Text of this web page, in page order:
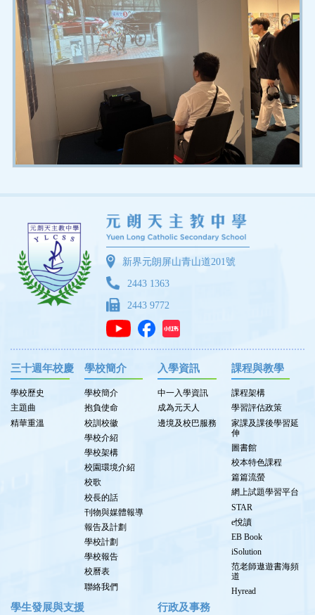
新界元朗屏山青山道201號
2443 1363
2443 9772
三十週年校慶
學校歷史
主題曲
精華重溫
學校簡介
學校簡介
抱負使命
校訓校徽
學校介紹
學校架構
校園環境介紹
校歌
校長的話
刊物與媒體報導
報告及計劃
學校計劃
學校報告
校曆表
聯絡我們
入學資訊
中一入學資訊
成為元天人
邊境及校巴服務
課程與教學
課程架構
學習評估政策
家課及課後學習延
伸
圖書館
校本特色課程
篇篇流螢
網上試題學習平台
STAR
e悅讀
EB Book
iSolution
范老師遨遊書海頻
道
Hyread
學生發展與支援 行政及事務